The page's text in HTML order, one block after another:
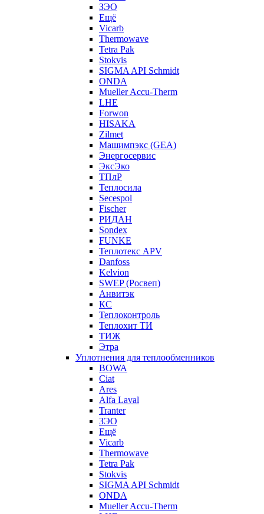
ЗЭО
Ещё
Vicarb
Thermowave
Tetra Pak
Stokvis
SIGMA API Schmidt
ONDA
Mueller Accu-Therm
LHE
Forwon
HISAKA
Zilmet
Машимпэкс (GEA)
Энергосервис
ЭксЭко
ТПлР
Теплосила
Secespol
Fischer
РИДАН
Sondex
FUNKE
Теплотекс APV
Danfoss
Kelvion
SWEP (Росвеп)
Анвитэк
КС
Теплоконтроль
Теплохит ТИ
ТИЖ
Этра
Уплотнения для теплообменников
BOWA
Ciat
Ares
Alfa Laval
Tranter
ЗЭО
Ещё
Vicarb
Thermowave
Tetra Pak
Stokvis
SIGMA API Schmidt
ONDA
Mueller Accu-Therm